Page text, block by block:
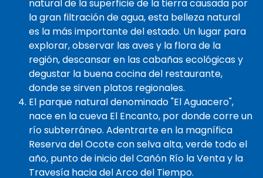
natural de la superficie de la tierra causada por
la gran filtración de agua, esta belleza natural
es la más importante del estado. Un lugar para
explorar, observar las aves y la flora de la
región, descansar en las cabañas ecológicas y
degustar la buena cocina del restaurante,
donde se sirven platos regionales.
El parque natural denominado "El Aguacero",
nace en la cueva El Encanto, por donde corre un
río subterráneo. Adentrarte en la magnífica
Reserva del Ocote con selva alta, verde todo el
año, punto de inicio del Cañón Río la Venta y la
Travesía hacia del Arco del Tiempo.